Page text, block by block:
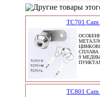
Другие товары
TC701
СПЛАВА
9
TC801